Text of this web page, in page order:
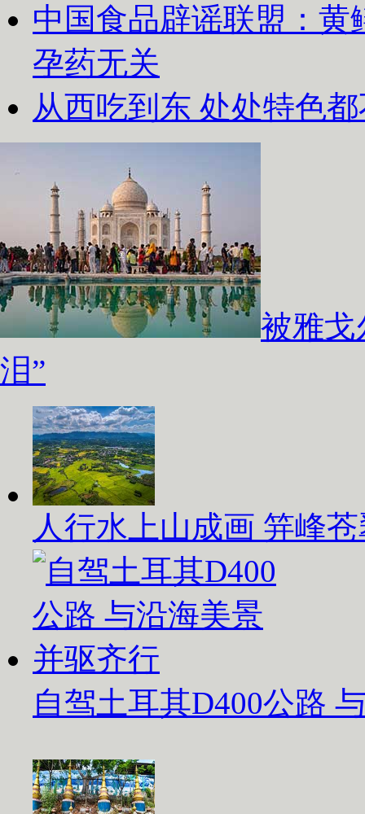
中国食品辟谣联盟：
孕药无关
从西吃到东 处处特色
被雅戈
泪”
人行水上山成画 笄峰
自驾土耳其D400公路